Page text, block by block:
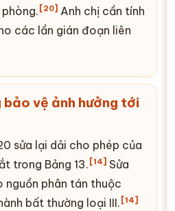
[20] Anh chị cần tính
các lần gián đoạn liên
bảo vệ ảnh hưởng tới
sửa lại dải cho phép của
trong Bảng 13. [14] Sửa
nguồn phân tán thuộc
bất thường loại III. [14]